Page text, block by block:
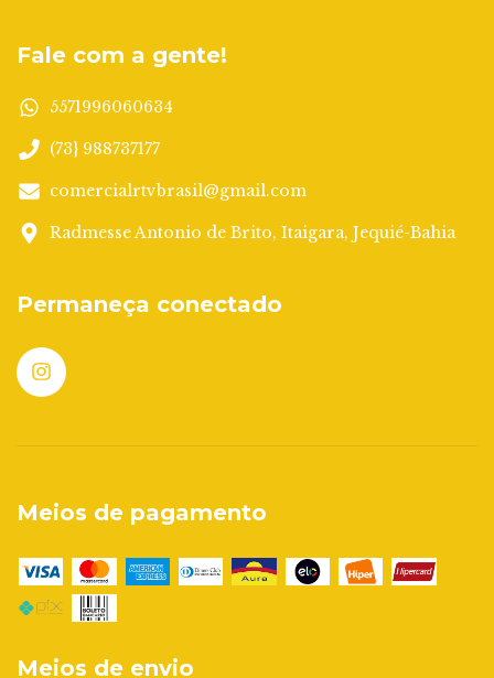
Fale com a gente!
5571996060634
(73} 988737177
comercialrtvbrasil@gmail.com
Radmesse Antonio de Brito, Itaigara, Jequié-Bahia
Permaneça conectado
Meios de pagamento
Meios de envio